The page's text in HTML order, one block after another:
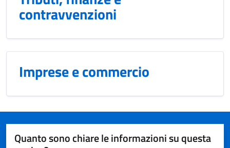
contravvenzioni
Imprese e commercio
Quanto sono chiare le informazioni su questa